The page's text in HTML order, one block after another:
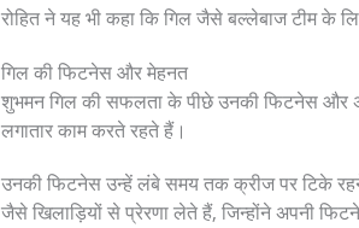
रोहित ने यह भी कहा कि गिल जैसे बल्लेबाज टीम के
गिल की फिटनेस और मेहनत
शुभमन गिल की सफलता के पीछे उनकी फिटनेस और
लगातार काम करते रहते हैं।
उनकी फिटनेस उन्हें लंबे समय तक क्रीज पर टिके रहने
जैसे खिलाड़ियों से प्रेरणा लेते हैं, जिन्होंने अपनी